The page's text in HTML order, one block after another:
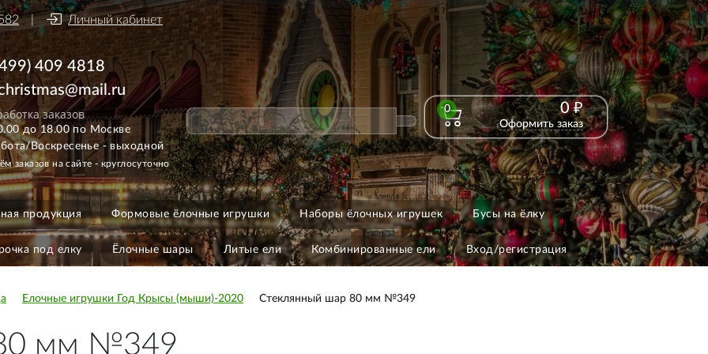
Личный кабинет
0 0 ₽
Оформить заказ
409 4818
заказов
до 18.00 по Москве
Воскресенье - выходной
заказов на сайте - круглосуточно
продукция Формовые ёлочные игрушки Наборы ёлочных игрушек Бусы на ёлку
под елку Ёлочные шары Литые ели Комбинированные ели Вход/регистрация
Елочные игрушки Год Крысы (мыши)-2020 Стеклянный шар 80 мм №349
мм №349